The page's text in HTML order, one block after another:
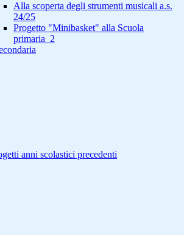
Alla scoperta degli strumenti musicali a.s.
24/25
Progetto "Minibasket" alla Scuola
primaria_2
anni scolastici precedenti